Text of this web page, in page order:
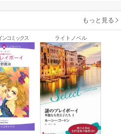
もっと見る
ンコミックス ライトノベル